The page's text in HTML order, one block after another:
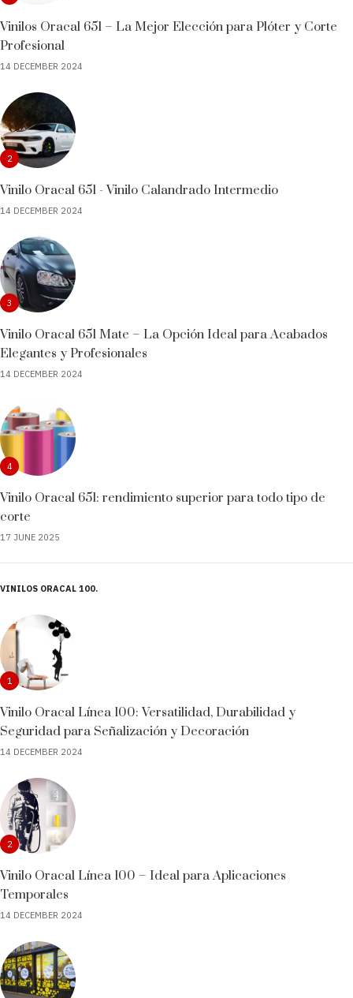
Vinilos Oracal 651 – La Mejor Elección para Plóter y Corte
Profesional
14 DECEMBER 2024
2
Vinilo Oracal 651 - Vinilo Calandrado Intermedio
14 DECEMBER 2024
3
Vinilo Oracal 651 Mate – La Opción Ideal para Acabados
Elegantes y Profesionales
14 DECEMBER 2024
4
Vinilo Oracal 651: rendimiento superior para todo tipo de
corte
17 JUNE 2025
VINILOS ORACAL 100
1
Vinilo Oracal Línea 100: Versatilidad, Durabilidad y
Seguridad para Señalización y Decoración
14 DECEMBER 2024
2
Vinilo Oracal Línea 100 – Ideal para Aplicaciones
Temporales
14 DECEMBER 2024